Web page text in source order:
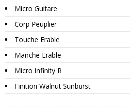
Micro Guitare
Corp Peuplier
Touche Erable
Manche Erable
Micro Infinity R
Finition Walnut Sunburst